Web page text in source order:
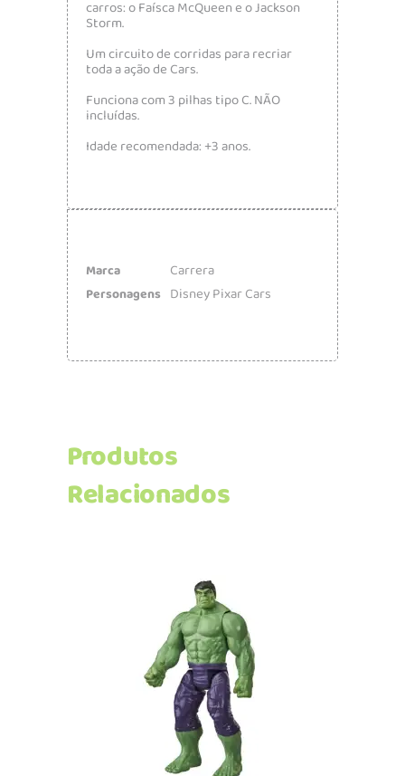
carros: o Faísca McQueen e o Jackson
Storm.
Um circuito de corridas para recriar
toda a ação de Cars.
Funciona com 3 pilhas tipo C. NÃO
incluídas.
Idade recomendada: +3 anos.
Marca Carrera
Personagens Disney Pixar Cars
Produtos
Relacionados
Adicionar